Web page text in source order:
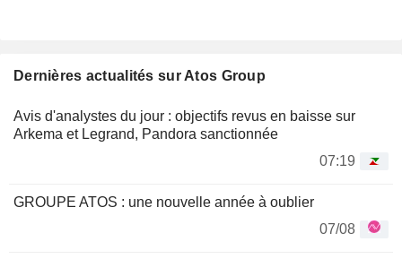
Dernières actualités sur Atos Group
Avis d'analystes du jour : objectifs revus en baisse sur
Arkema et Legrand, Pandora sanctionnée
07:19
GROUPE ATOS : une nouvelle année à oublier
07/08